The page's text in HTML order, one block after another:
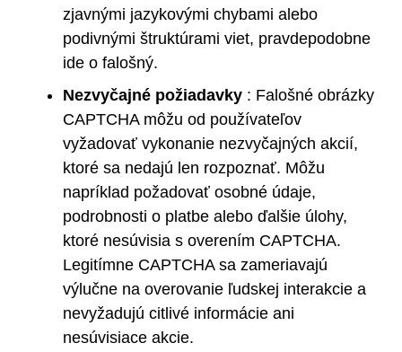
zjavnými jazykovými chybami alebo
podivnými štruktúrami viet, pravdepodobne
ide o falošný.
Nezvyčajné požiadavky : Falošné obrázky
CAPTCHA môžu od používateľov
vyžadovať vykonanie nezvyčajných akcií,
ktoré sa nedajú len rozpoznať. Môžu
napríklad požadovať osobné údaje,
podrobnosti o platbe alebo ďalšie úlohy,
ktoré nesúvisia s overením CAPTCHA.
Legitímne CAPTCHA sa zameriavajú
výlučne na overovanie ľudskej interakcie a
nevyžadujú citlivé informácie ani
nesúvisiace akcie.